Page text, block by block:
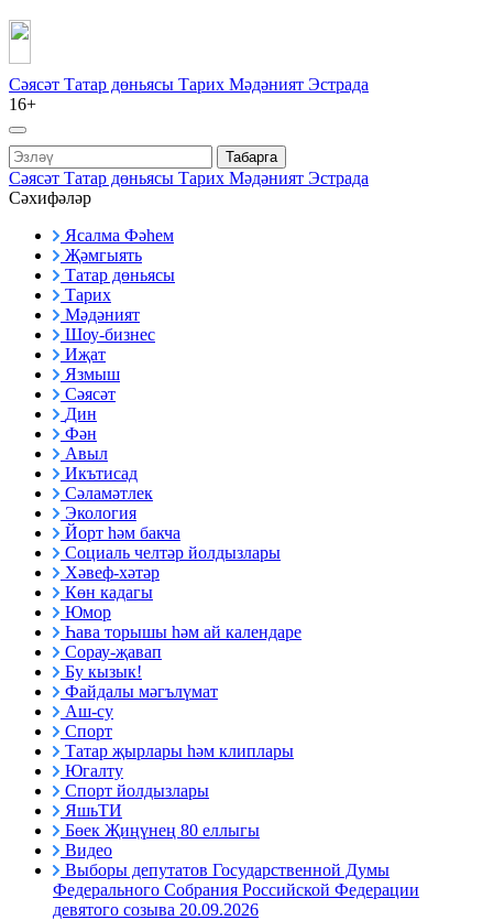
Сәясәт Татар дөньясы Тарих Мәдәният Эстрада
16+
Табарга
Сәясәт Татар дөньясы Тарих Мәдәният Эстрада
Сәхифәләр
Ясалма Фәһем
Җәмгыять
Татар дөньясы
Тарих
Мәдәният
Шоу-бизнес
Иҗат
Язмыш
Сәясәт
Дин
Фән
Авыл
Икътисад
Сәламәтлек
Экология
Йорт һәм бакча
Социаль челтәр йолдызлары
Хәвеф-хәтәр
Көн кадагы
Юмор
Һава торышы һәм ай календаре
Сорау-җавап
Бу кызык!
Файдалы мәгълүмат
Аш-су
Спорт
Татар җырлары һәм клиплары
Югалту
Спорт йолдызлары
ЯшьТИ
Бөек Җиңүнең 80 еллыгы
Видео
Выборы депутатов Государственной Думы
Федерального Собрания Российской Федерации
девятого созыва 20.09.2026